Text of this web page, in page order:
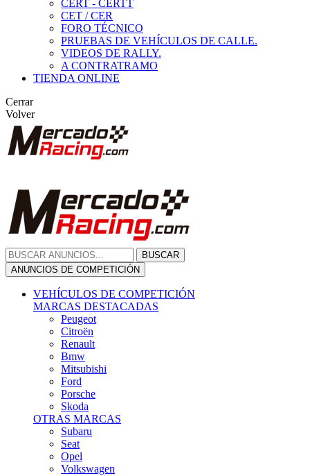
CERT - CERTT
CET / CER
FORO TÉCNICO
PRUEBAS DE VEHÍCULOS DE CALLE.
VIDEOS DE RALLY.
A CONTRATRAMO
TIENDA ONLINE
Cerrar
Volver
BUSCAR
ANUNCIOS DE COMPETICIÓN
VEHÍCULOS DE COMPETICIÓN
MARCAS DESTACADAS
Peugeot
Citroën
Renault
Bmw
Mitsubishi
Ford
Porsche
Skoda
OTRAS MARCAS
Subaru
Seat
Opel
Volkswagen
Hyundai